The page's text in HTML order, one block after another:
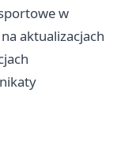
w
aktualizacjach